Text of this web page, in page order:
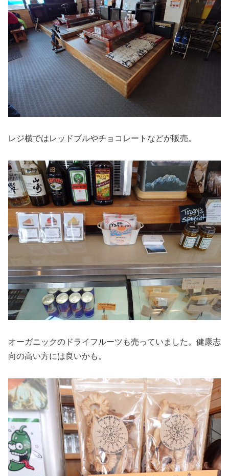
レジ横ではレッドブルやチョコレートなどが販売。
オーガニックのドライフルーツも売っていました。健康志
向の高い方には良いかも。